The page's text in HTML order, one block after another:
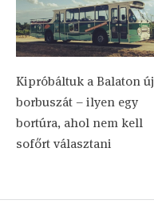
Kipróbáltuk a Balaton új
borbuszát – ilyen egy
bortúra, ahol nem kell
sofőrt választani